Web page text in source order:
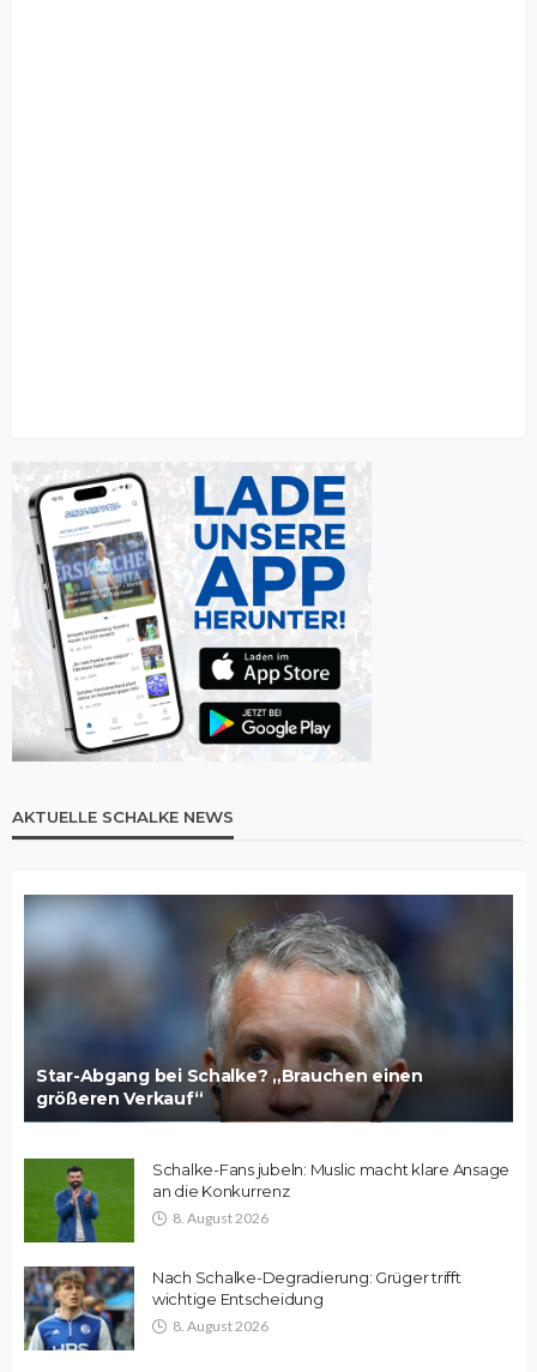
AKTUELLE SCHALKE NEWS
Star-Abgang bei Schalke? „Brauchen einen
größeren Verkauf“
Schalke-Fans jubeln: Muslic macht klare Ansage
an die Konkurrenz
8. August 2026
Nach Schalke-Degradierung: Grüger trifft
wichtige Entscheidung
8. August 2026